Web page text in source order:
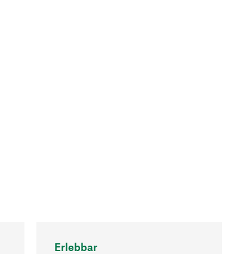
Erlebbar